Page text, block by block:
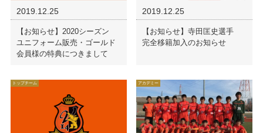
2019.12.25
【お知らせ】2020シーズン
ユニフォーム販売・ゴールド
会員様の特典につきまして
2019.12.25
【お知らせ】寺田匡史選手
完全移籍加入のお知らせ
トップチーム アカデミー